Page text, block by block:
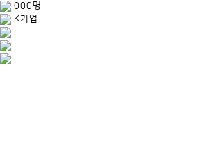
000명
K기업